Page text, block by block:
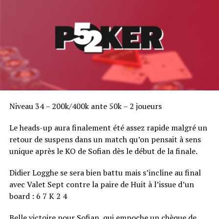
Après trois jours de compétition, c’est finalement David
Abbas qui s’est imposé comme le grand vainqueur du
Niveau 34 – 200k/400k ante 50k – 2 joueurs
Le heads-up aura finalement été assez rapide malgré un
retour de suspens dans un match qu’on pensait à sens
unique après le KO de Sofian dès le début de la finale.
Didier Logghe se sera bien battu mais s’incline au final
avec Valet Sept contre la paire de Huit à l’issue d’un
board : 6 7 K 2 4